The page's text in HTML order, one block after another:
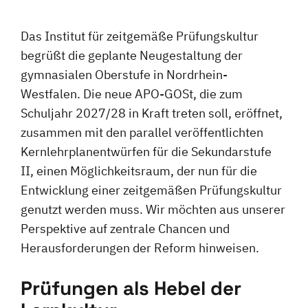
Das Institut für zeitgemäße Prüfungskultur
begrüßt die geplante Neugestaltung der
gymnasialen Oberstufe in Nordrhein-
Westfalen. Die neue APO-GOSt, die zum
Schuljahr 2027/28 in Kraft treten soll, eröffnet,
zusammen mit den parallel veröffentlichten
Kernlehrplanentwürfen für die Sekundarstufe
II, einen Möglichkeitsraum, der nun für die
Entwicklung einer zeitgemäßen Prüfungskultur
genutzt werden muss. Wir möchten aus unserer
Perspektive auf zentrale Chancen und
Herausforderungen der Reform hinweisen.
Prüfungen als Hebel der